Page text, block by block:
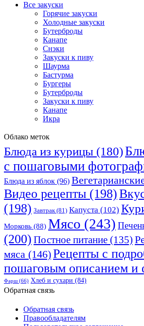
Все закуски
Горячие закуски
Холодные закуски
Бутерброды
Канапе
Снэки
Закуски к пиву
Шаурма
Бастурма
Бургеры
Бутерброды
Закуски к пиву
Канапе
Икра
Облако меток
Блюда из курицы (180)
с пошаговыми
Блюда из яблок (96)
Видео рецепты (198)
(198) Завтрак(81) Капуста (102)
Морковь (88) Мясо (243)
(200) Постное питание (135)
мяса (146)Рецепты с
пошаговым описанием и
Фарш(66) Хлеб и сухари (84)
Обратная связь
Обратная связь
Правообладателям